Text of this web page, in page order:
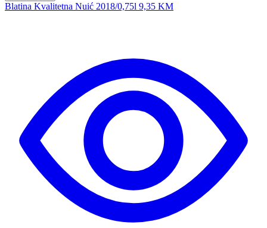
Blatina Kvalitetna Nuić 2018/0,75l 9,35 KM